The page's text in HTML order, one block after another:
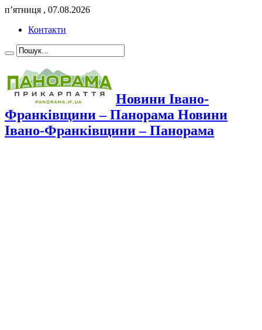
п’ятниця , 07.08.2026
Контакти
Новини Івано-
Франківщини – Панорама Новини
Івано-Франківщини – Панорама